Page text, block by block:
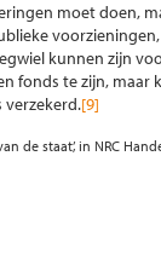
moet doen,
kunnen zijn
fonds te zijn, maar
[9]
de staat’, in NRC